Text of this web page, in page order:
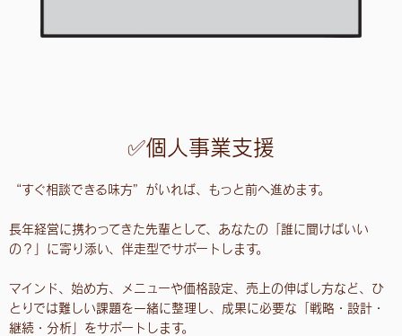
✅個人事業支援
“すぐ相談できる味方”がいれば、もっと前へ進めます。
長年経営に携わってきた先輩として、あなたの「誰に聞けばいい
の？」に寄り添い、伴走型でサポートします。
マインド、始め方、メニューや価格設定、売上の伸ばし方など、ひ
とりでは難しい課題を一緒に整理し、成果に必要な「戦略・設計・
継続・分析」をサポートします。